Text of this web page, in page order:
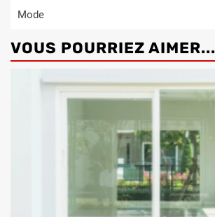
Mode
VOUS POURRIEZ AIMER...